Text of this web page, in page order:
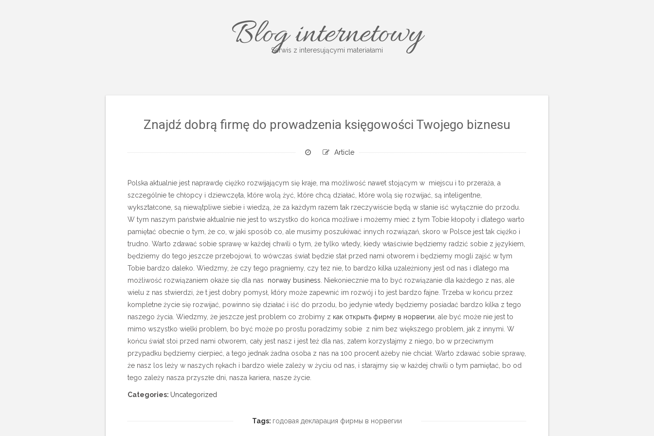
Blog internetowy
Serwis z interesującymi materiałami
Znajdź dobrą firmę do prowadzenia księgowości Twojego biznesu
Article
Polska aktualnie jest naprawdę ciężko rozwijającym się kraje, ma możliwość nawet stojącym w miejscu i to przeraża, a
szczególnie te chłopcy i dziewczęta, które wolą żyć, które chcą działać, które wolą się rozwijać, są inteligentne,
wykształcone, są niewątpliwe siebie i wiedzą, że za każdym razem tak rzeczywiście będą w stanie iść wyłącznie do przodu.
W tym naszym państwie aktualnie nie jest to wszystko do końca możliwe i możemy mieć z tym Tobie kłopoty i dlatego warto
pamiętać obecnie o tym, że co, w jaki sposób co, ale musimy poszukiwać innych rozwiązań, skoro w Polsce jest tak ciężko i
trudno. Warto zdawać sobie sprawę w każdej chwili o tym, że tylko wtedy, kiedy właściwie będziemy radzić sobie z językiem,
będziemy do tego jeszcze przebojowi, to wówczas świat będzie stał przed nami otworem i będziemy mogli zajść w tym
Tobie bardzo daleko. Wiedzmy, że czy tego pragniemy, czy tez nie, to bardzo kilka uzależniony jest od nas i dlatego ma
możliwość rozwiązaniem okaże się dla nas norway business . Niekoniecznie ma to być rozwiązanie dla każdego z nas, ale
wielu z nas stwierdzi, że t jest dobry pomysł, który może zapewnić im rozwój i to jest bardzo fajne. Trzeba w końcu przez
kompletne życie się rozwijać, powinno się działać i iść do przodu, bo jedynie wtedy będziemy posiadać bardzo kilka z tego
naszego życia. Wiedzmy, że jeszcze jest problem co zrobimy z как открыть фирму в норвегии , ale być może nie jest to
mimo wszystko wielki problem, bo być może po prostu poradzimy sobie z nim bez większego problem, jak z innymi. W
końcu świat stoi przed nami otworem, cały jest nasz i jest też dla nas, zatem korzystajmy z niego, bo w przeciwnym
przypadku będziemy cierpieć, a tego jednak żadna osoba z nas na 100 procent ażeby nie chciał. Warto zdawać sobie sprawę,
że nasz los leży w naszych rękach i bardzo wiele zależy w życiu od nas, i starajmy się w każdej chwili o tym pamiętać, bo od
tego zależy nasza przyszłe dni, nasza kariera, nasze życie.
Categories: Uncategorized
Tags: годовая декларация фирмы в норвегии